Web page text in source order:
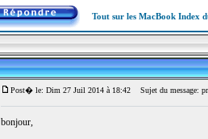
Tout sur les MacBook Index
Post� le: Dim 27 Juil 2014 à 18:42 Sujet du message:
bonjour,